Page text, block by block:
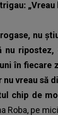
„Vreau
nu
nu
în fiecare
vreau să
chip de
Roba, pe